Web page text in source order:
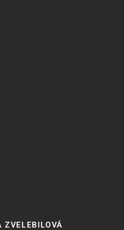
ZVELEBILOVÁ